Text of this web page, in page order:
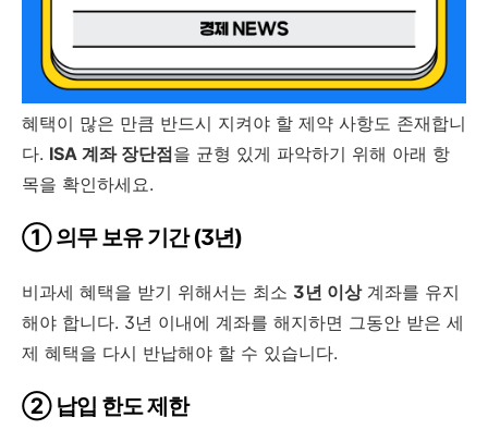
혜택이 많은 만큼 반드시 지켜야 할 제약 사항도 존재합니
다. ISA 계좌 장단점을 균형 있게 파악하기 위해 아래 항
목을 확인하세요.
① 의무 보유 기간 (3년)
비과세 혜택을 받기 위해서는 최소 3년 이상계좌를 유지
해야 합니다. 3년 이내에 계좌를 해지하면 그동안 받은 세
제 혜택을 다시 반납해야 할 수 있습니다.
② 납입 한도 제한